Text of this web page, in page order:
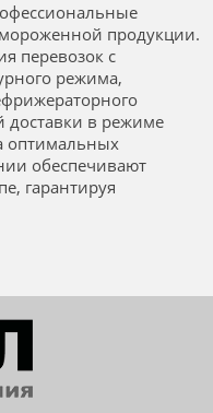
продукции.
перевозок с
режима,
доставки в режиме
оптимальных
обеспечивают
гарантируя